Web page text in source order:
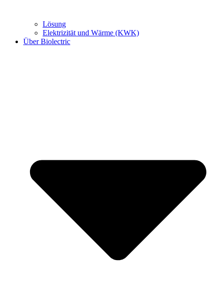
Lösung
Elektrizität und Wärme (KWK)
Über Biolectric